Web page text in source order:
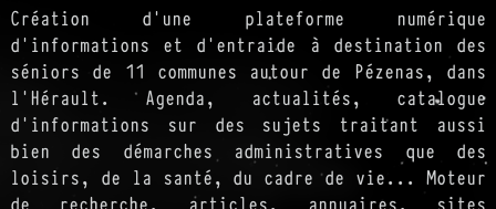
Création d'une plateforme numérique
d'informations et d'entraide à destination des
séniors de 11 communes autour de Pézenas, dans
l'Hérault. Agenda, actualités, catalogue
d'informations sur des sujets traitant aussi
bien des démarches administratives que des
loisirs, de la santé, du cadre de vie... Moteur
de recherche, articles, annuaires, sites